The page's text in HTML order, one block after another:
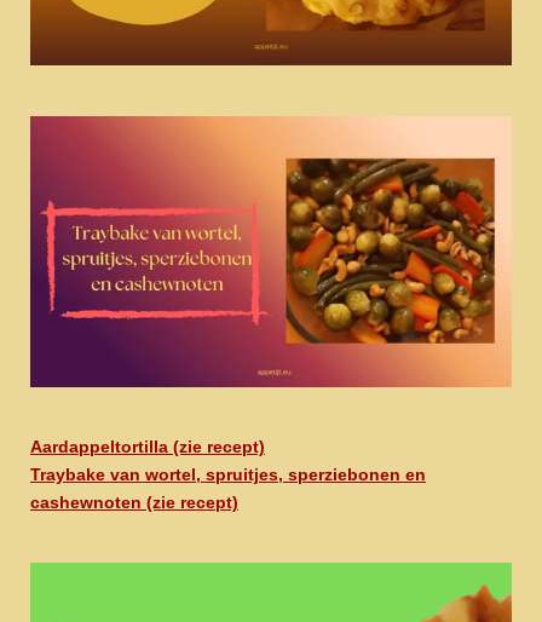
Aardappeltortilla (zie recept)
Traybake van wortel, spruitjes, sperziebonen en
cashewnoten (zie recept)